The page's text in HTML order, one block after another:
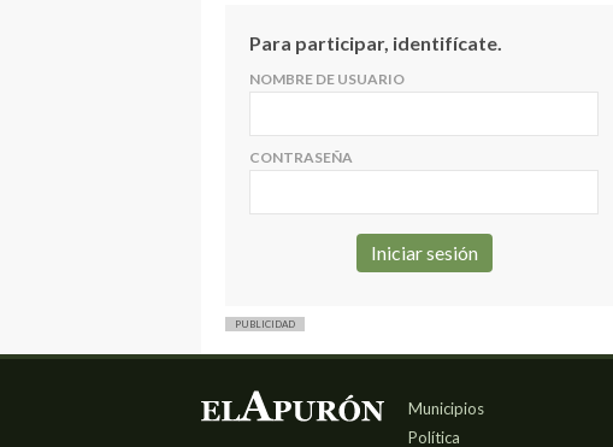
Para participar, identifícate.
NOMBRE DE USUARIO
CONTRASEÑA
PUBLICIDAD
Municipios
Política